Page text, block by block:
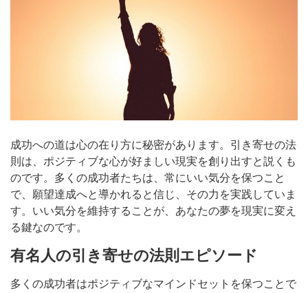
成功への道は心の在り方に秘密があります。引き寄せの法
則は、ポジティブな心が好ましい現実を創り出すと説くも
のです。多くの成功者たちは、常にいい気分を保つこと
で、願望達成へと導かれると信じ、その力を実践していま
す。いい気分を維持することが、あなたの夢を現実に変え
る鍵なのです。
有名人の引き寄せの法則エピソード
多くの成功者はポジティブなマインドセットを保つことで